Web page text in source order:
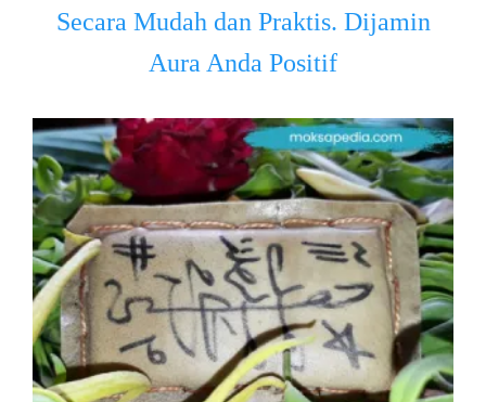
Secara Mudah dan Praktis. Dijamin
Aura Anda Positif